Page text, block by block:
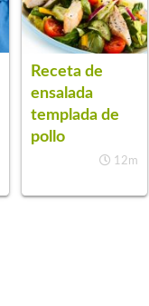
Receta de
ensalada
templada de
pollo
12m